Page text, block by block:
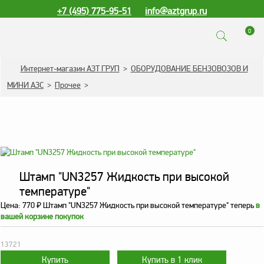
+7 (495) 775-95-51 info@aztgrup.ru
0
КАТАЛОГ ПРОДУКЦИИ
Топливораздаточные
Зарядные станции
Погружные насосы к
ТРК и ГРК
Запасные части к ТРК
Электронное
Интернет-магазин АЗТ ГРУП > ОБОРУДОВАНИЕ БЕНЗОВОЗОВ И
МИНИ АЗС > Прочее >
Штамп "UN3257 Жидкость при высокой
температуре"
Цена: 770₽Штамп "UN3257 Жидкость при высокой температуре" теперьв
вашей корзине покупок
13721